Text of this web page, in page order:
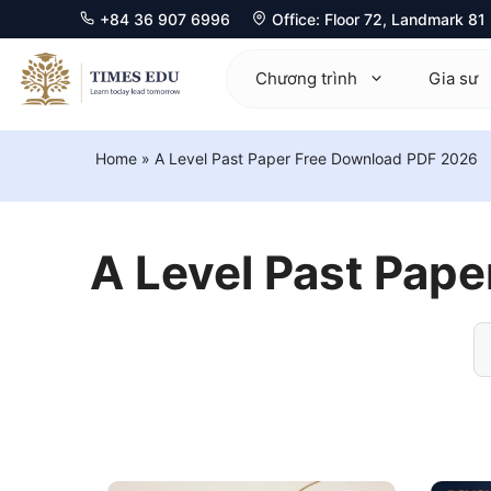
+84 36 907 6996 Office: Floor 72, Landmark 81
Chuyển
đến
nội
dung
Chương trình
Chemistry 0620
Gia sư
Home » A Level Past Paper Free Download PDF 2026
A Level Past